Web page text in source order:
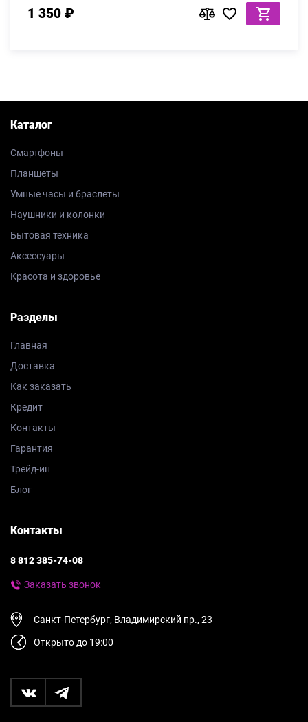
1 350 ₽
Каталог
Смартфоны
Планшеты
Умные часы и браслеты
Наушники и колонки
Бытовая техника
Аксессуары
Красота и здоровье
Разделы
Главная
Доставка
Как заказать
Кредит
Контакты
Гарантия
Трейд-ин
Блог
Контакты
8 812 385-74-08
Заказать звонок
Санкт-Петербург, Владимирский пр., 23
Открыто до 19:00